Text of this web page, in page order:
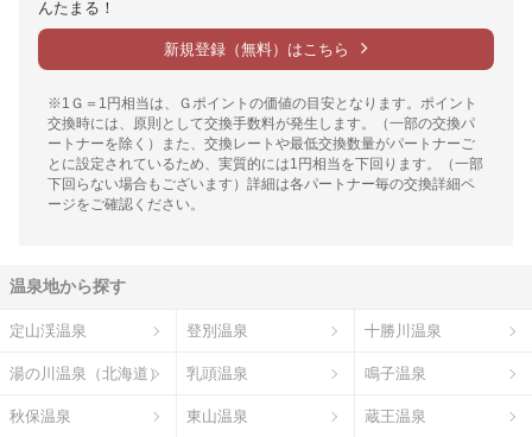
んたまる！
新規登録（無料）はこちら
※1Ｇ＝1円相当は、Ｇポイントの価値の目安となります。ポイント
交換時には、原則として交換手数料が発生します。（一部の交換パ
ートナーを除く）また、交換レートや最低交換数量がパートナーご
とに設定されているため、実質的には1円相当を下回ります。（一部
下回らない場合もございます）詳細は各パートナー毎の交換詳細ペ
ージをご確認ください。
温泉地から探す
定山渓温泉 登別温泉 十勝川温泉
湯の川温泉（北海道） 乳頭温泉 鳴子温泉
秋保温泉 東山温泉 蔵王温泉